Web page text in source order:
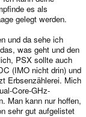
es als
gelegt werden.
und da sehe ich
was geht und den
PSX sollte auch
(IMO nicht drin) und
Erbsenzählerei. Mich
Core-GHz-
Man kann nur hoffen,
sehr gut aufgelistet